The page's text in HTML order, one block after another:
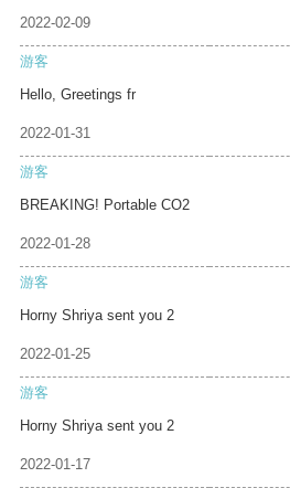
2022-02-09
游客
Hello, Greetings fr
2022-01-31
游客
BREAKING! Portable CO2
2022-01-28
游客
Horny Shriya sent you 2
2022-01-25
游客
Horny Shriya sent you 2
2022-01-17